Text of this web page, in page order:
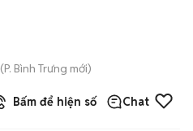
(P. Bình Trưng mới)
Bấm để hiện số Chat